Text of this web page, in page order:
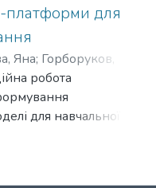
платформи для
Яна; Горборуков,
робота
для навчальної
розробку